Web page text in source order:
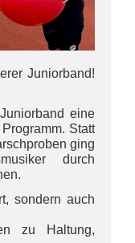
Juniorband!
eine
Statt
ging
durch
sondern auch
zu Haltung,